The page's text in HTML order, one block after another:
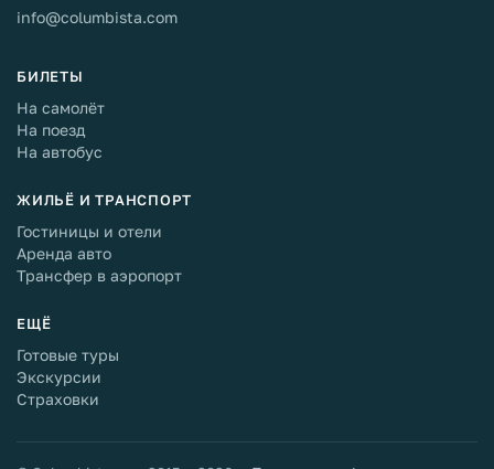
info@columbista.com
БИЛЕТЫ
На самолёт
На поезд
На автобус
ЖИЛЬЁ И ТРАНСПОРТ
Гостиницы и отели
Аренда авто
Трансфер в аэропорт
ЕЩЁ
Готовые туры
Экскурсии
Страховки